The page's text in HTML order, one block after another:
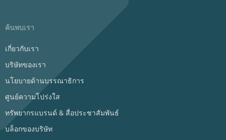
ค้นพบเรา
เกี่ยวกับเรา
บริษัทของเรา
นโยบายด้านบรรณาธิการ
ศูนย์ความโปร่งใส
ทรัพยากรแบรนด์ & สื่อประชาสัมพันธ์
บล็อกของบริษัท